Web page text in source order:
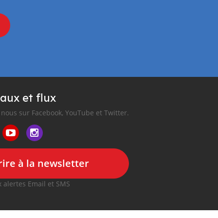
et flux
sur Facebook, YouTube et Twitter.
à la newsletter
alertes Email et SMS